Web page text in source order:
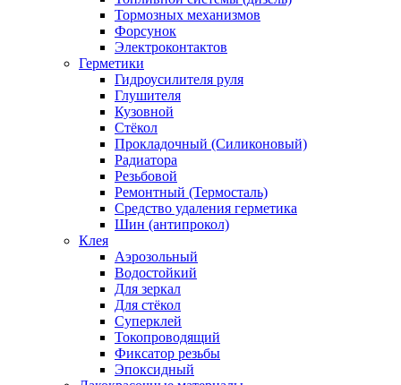
Тормозных механизмов
Форсунок
Электроконтактов
Герметики
Гидроусилителя руля
Глушителя
Кузовной
Стёкол
Прокладочный (Силиконовый)
Радиатора
Резьбовой
Ремонтный (Термосталь)
Средство удаления герметика
Шин (антипрокол)
Клея
Аэрозольный
Водостойкий
Для зеркал
Для стёкол
Суперклей
Токопроводящий
Фиксатор резьбы
Эпоксидный